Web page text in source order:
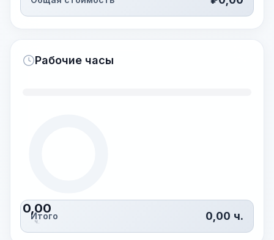
Рабочие часы
0,00
ч.
Итого 0,00 ч.